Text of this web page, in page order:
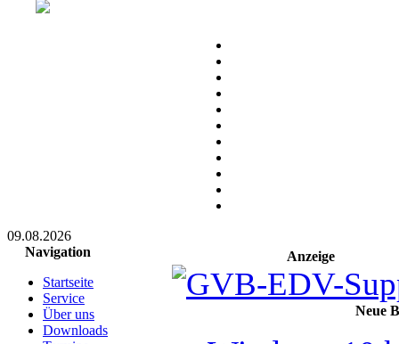
09.08.2026
Navigation
Startseite
Service
Über uns
Downloads
Anzeige
Neue